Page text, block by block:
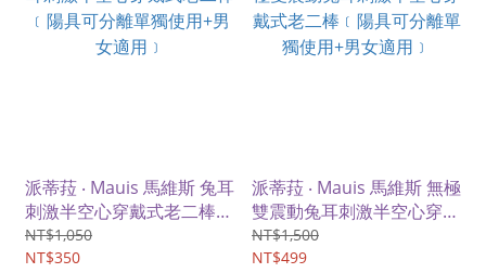
派蒂菈 ‧ Mauis 馬維斯 兔耳
刺激半空心穿戴式老二棒
﹝陽具可分離單獨使用+男
女適用﹞
NT$1,050
NT$350
派蒂菈 ‧ Mauis 馬維斯 無極
雙震動兔耳刺激半空心穿戴
式老二棒﹝陽具可分離單獨
使用+男女適用﹞
NT$1,500
NT$499